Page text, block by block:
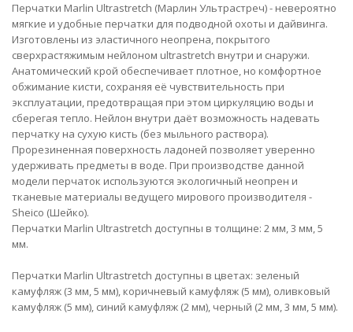
Перчатки Marlin Ultrastretch (Марлин Ультрастреч) - невероятно
мягкие и удобные перчатки для подводной охоты и дайвинга.
Изготовлены из эластичного неопрена, покрытого
сверхрастяжимым нейлоном ultrastretch внутри и снаружи.
Анатомический крой обеспечивает плотное, но комфортное
обжимание кисти, сохраняя её чувствительность при
эксплуатации, предотвращая при этом циркуляцию воды и
сберегая тепло. Нейлон внутри даёт возможность надевать
перчатку на сухую кисть (без мыльного раствора).
Прорезиненная поверхность ладоней позволяет уверенно
удерживать предметы в воде. При производстве данной
модели перчаток используются экологичный неопрен и
тканевые материалы ведущего мирового производителя -
Sheico (Шейко).
Перчатки Marlin Ultrastretch доступны в толщине: 2 мм, 3 мм, 5
мм.
Перчатки Marlin Ultrastretch доступны в цветах: зеленый
камуфляж (3 мм, 5 мм), коричневый камуфляж (5 мм), оливковый
камуфляж (5 мм), синий камуфляж (2 мм), черный (2 мм, 3 мм, 5 мм).